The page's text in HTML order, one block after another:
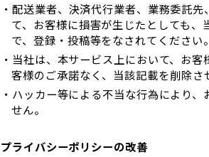
・配送業者、決済代行業者、業務委託
て、お客様に損害が生じたとしても
で、登録・投稿等をなされてください。
・当社は、本サービス上において、お
客様のご承諾なく、当該記載を削除さ
・ハッカー等による不当な行為により
せん。
プライバシーポリシーの改善